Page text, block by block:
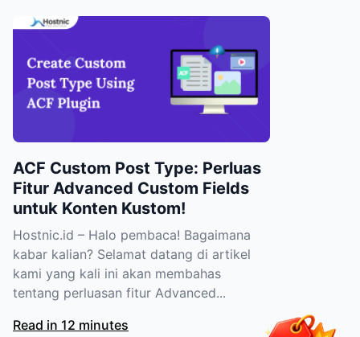
ACF Custom Post Type: Perluas
Fitur Advanced Custom Fields
untuk Konten Kustom!
Hostnic.id – Halo pembaca! Bagaimana
kabar kalian? Selamat datang di artikel
kami yang kali ini akan membahas
tentang perluasan fitur Advanced...
Read in 12 minutes